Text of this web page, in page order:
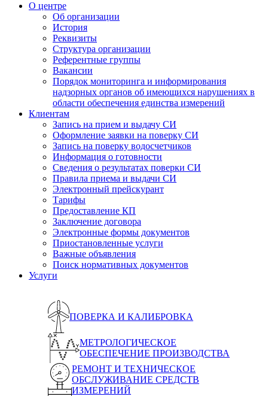
О центре
Об организации
История
Реквизиты
Структура организации
Референтные группы
Вакансии
Порядок мониторинга и информирования
надзорных органов об имеющихся нарушениях в
области обеспечения единства измерений
Клиентам
Запись на прием и выдачу СИ
Оформление заявки на поверку СИ
Запись на поверку водосчетчиков
Информация о готовности
Сведения о результатах поверки СИ
Правила приема и выдачи СИ
Электронный прейскурант
Тарифы
Предоставление КП
Заключение договора
Электронные формы документов
Приостановленные услуги
Важные объявления
Поиск нормативных документов
Услуги
ПОВЕРКА И КАЛИБРОВКА
МЕТРОЛОГИЧЕСКОЕ
ОБЕСПЕЧЕНИЕ ПРОИЗВОДСТВА
РЕМОНТ И ТЕХНИЧЕСКОЕ
ОБСЛУЖИВАНИЕ СРЕДСТВ
ИЗМЕРЕНИЙ